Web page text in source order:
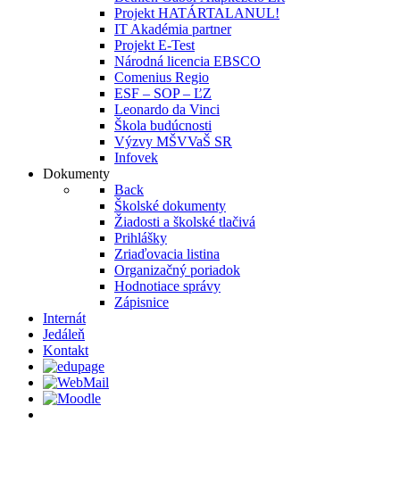
Projekt HATÁRTALANUL!
IT Akadémia partner
Projekt E-Test
Národná licencia EBSCO
Comenius Regio
ESF – SOP – ĽZ
Leonardo da Vinci
Škola budúcnosti
Výzvy MŠVVaŠ SR
Infovek
Dokumenty
Back
Školské dokumenty
Žiadosti a školské tlačivá
Prihlášky
Zriaďovacia listina
Organizačný poriadok
Hodnotiace správy
Zápisnice
Internát
Jedáleň
Kontakt